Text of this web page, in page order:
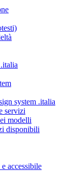
system .italia
servizi
modelli
disponibili
accessibile